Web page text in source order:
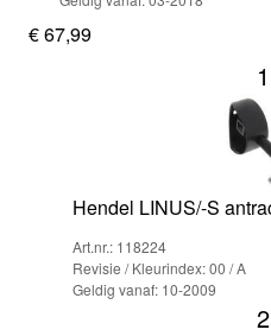
€ 67,99
1
Hendel LINUS/-S
Art.nr.: 118224
Revisie / Kleurindex: 00 / A
Geldig vanaf: 10-2009
2